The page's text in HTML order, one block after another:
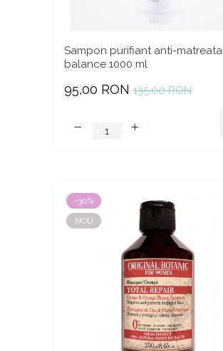
Sampon purifiant anti-
balance 1000 ml
135,00 RON
95,00 RON
-30%
NOU